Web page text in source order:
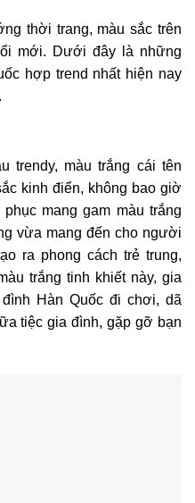
thời trang, màu sắc trên
mới. Dưới đây là những
hợp trend nhất hiện nay
trendy, màu trắng cái tên
kinh điển, không bao giờ
mang gam màu trắng
vừa mang đến cho người
ra phong cách trẻ trung,
trắng tinh khiết này, gia
Hàn Quốc đi chơi, dã
tiệc gia đình, gặp gỡ bạn